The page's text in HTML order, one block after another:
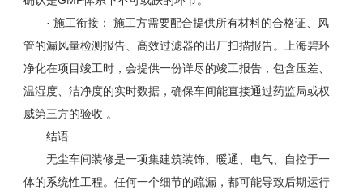
· 施工衔接： 施工方需要配合提供所有材料的合格证、风
管的漏风量检测报告、高效过滤器的出厂扫描报告。上海碧环
净化在项目竣工时，会提供一份详尽的竣工报告，包含压差、
温湿度、洁净度的实时数据，确保车间能直接通过药监局或权
威第三方的验收 。
结语
无尘车间装修是一项集建筑装饰、暖通、电气、自控于一
体的系统性工程。任何一个细节的疏漏，都可能导致后期运行